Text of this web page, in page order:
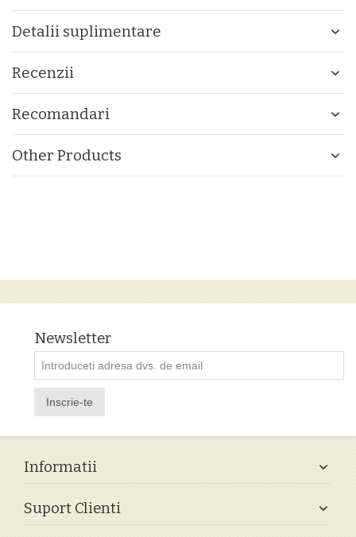
Detalii suplimentare
Recenzii
Recomandari
Other Products
Newsletter
Inscrie-te
Informatii
Suport Clienti